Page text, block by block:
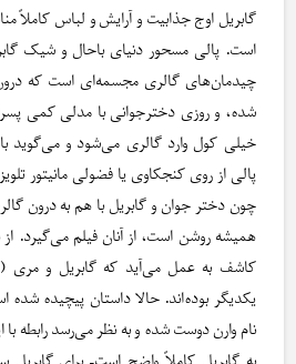
گابریل اوج جذابیت و آرایش و لباس
است. پالی مسحور دنیای باحال و شیک
چیدمان‌های گالری مجسمه‌ای است که
شده، و روزی دخترجوانی با مدلی کمی
خیلی کول وارد گالری می‌شود و می‌گوید
پالی از روی کنجکاوی یا فضولی مانیتور
چون دختر جوان و گابریل با هم به درون
همیشه روشن است، از آنان فیلم می‌گیرد. از
کاشف به عمل می‌آید که گابریل و مری
یکدیگر بوده‌اند. حالا داستان پیچیده شده
نام وارن دوست شده و به نظر می‌رسد رابطه